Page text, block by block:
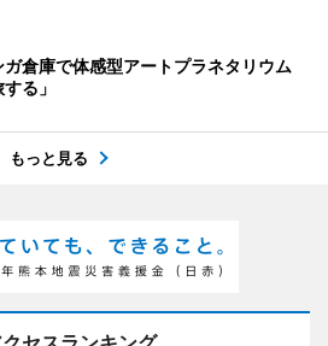
倉庫で体感型アートプラネタリウム
る」
もっと見る